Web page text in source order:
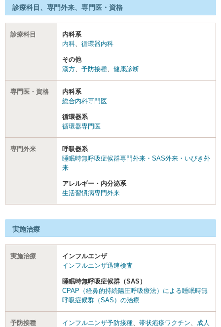
診療科目、専門外来、専門医・資格
診療科目
内科系
内科
循環器内科
その他
漢方
予防接種 健康診断
専門医・資格
内科系
総合内科専門医
循環器系
循環器専門医
専門外来
呼吸器系
睡眠時無呼吸症候群専門外来・SAS外来・いびき外
来
アレルギー・内分泌系
生活習慣病専門外来
実施治療
実施治療
インフルエンザ
インフルエンザ迅速検査
睡眠時無呼吸症候群（SAS）
CPAP（経鼻的持続陽圧呼吸療法）による睡眠時無
呼吸症候群（SAS）の治療
予防接種 インフルエンザ予防接種 帯状疱疹ワクチン
成人